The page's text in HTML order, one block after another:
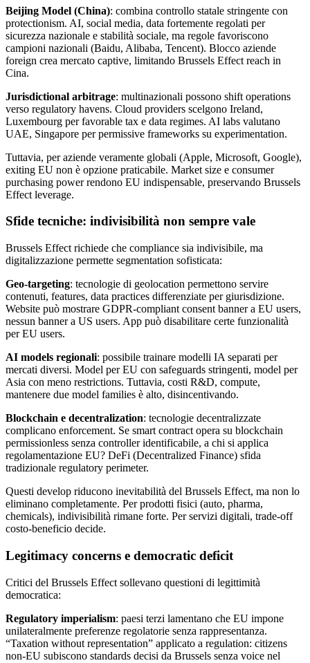
Beijing Model (China): combina controllo statale stringente con
protectionism. AI, social media, data fortemente regolati per
sicurezza nazionale e stabilità sociale, ma regole favoriscono
campioni nazionali (Baidu, Alibaba, Tencent). Blocco aziende
foreign crea mercato captive, limitando Brussels Effect reach in
Cina.
Jurisdictional arbitrage: multinazionali possono shift operations
verso regulatory havens. Cloud providers scelgono Ireland,
Luxembourg per favorable tax e data regimes. AI labs valutano
UAE, Singapore per permissive frameworks su experimentation.
Tuttavia, per aziende veramente globali (Apple, Microsoft, Google),
exiting EU non è opzione praticabile. Market size e consumer
purchasing power rendono EU indispensable, preservando Brussels
Effect leverage.
Sfide tecniche: indivisibilità non sempre vale
Brussels Effect richiede che compliance sia indivisibile, ma
digitalizzazione permette segmentation sofisticata:
Geo-targeting: tecnologie di geolocation permettono servire
contenuti, features, data practices differenziate per giurisdizione.
Website può mostrare GDPR-compliant consent banner a EU users,
nessun banner a US users. App può disabilitare certe funzionalità
per EU users.
AI models regionali: possibile trainare modelli IA separati per
mercati diversi. Model per EU con safeguards stringenti, model per
Asia con meno restrictions. Tuttavia, costi R&D, compute,
mantenere due model families è alto, disincentivando.
Blockchain e decentralization: tecnologie decentralizzate
complicano enforcement. Se smart contract opera su blockchain
permissionless senza controller identificabile, a chi si applica
regolamentazione EU? DeFi (Decentralized Finance) sfida
tradizionale regulatory perimeter.
Questi develop riducono inevitabilità del Brussels Effect, ma non lo
eliminano completamente. Per prodotti fisici (auto, pharma,
chemicals), indivisibilità rimane forte. Per servizi digitali, trade-off
costo-beneficio decide.
Legitimacy concerns e democratic deficit
Critici del Brussels Effect sollevano questioni di legittimità
democratica:
Regulatory imperialism: paesi terzi lamentano che EU impone
unilateralmente preferenze regolatorie senza rappresentanza.
“Taxation without representation” applicato a regulation: citizens
non-EU subiscono standards decisi da Brussels senza voice nel